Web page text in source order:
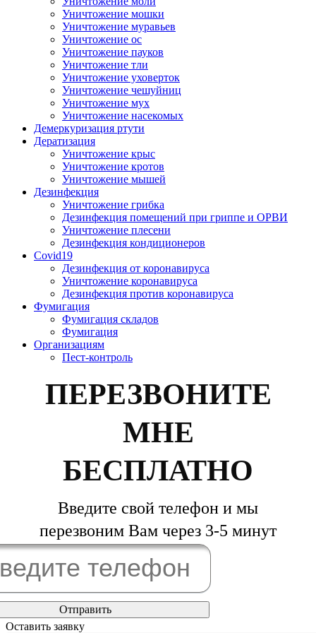
Уничтожение мошки
Уничтожение муравьев
Уничтожение ос
Уничтожение пауков
Уничтожение тли
Уничтожение уховерток
Уничтожение чешуйниц
Уничтожение мух
Уничтожение насекомых
Демеркуризация ртути
Дератизация
Уничтожение крыс
Уничтожение кротов
Уничтожение мышей
Дезинфекция
Уничтожение грибка
Дезинфекция помещений при гриппе и ОРВИ
Уничтожение плесени
Дезинфекция кондиционеров
Covid19
Дезинфекция от коронавируса
Уничтожение коронавируса
Дезинфекция против коронавируса
Фумигация
Фумигация складов
Фумигация
Организациям
Пест-контроль
ПЕРЕЗВОНИТЕ
МНЕ
БЕСПЛАТНО
Введите свой телефон и мы
перезвоним Вам через 3-5 минут
Оставить заявку